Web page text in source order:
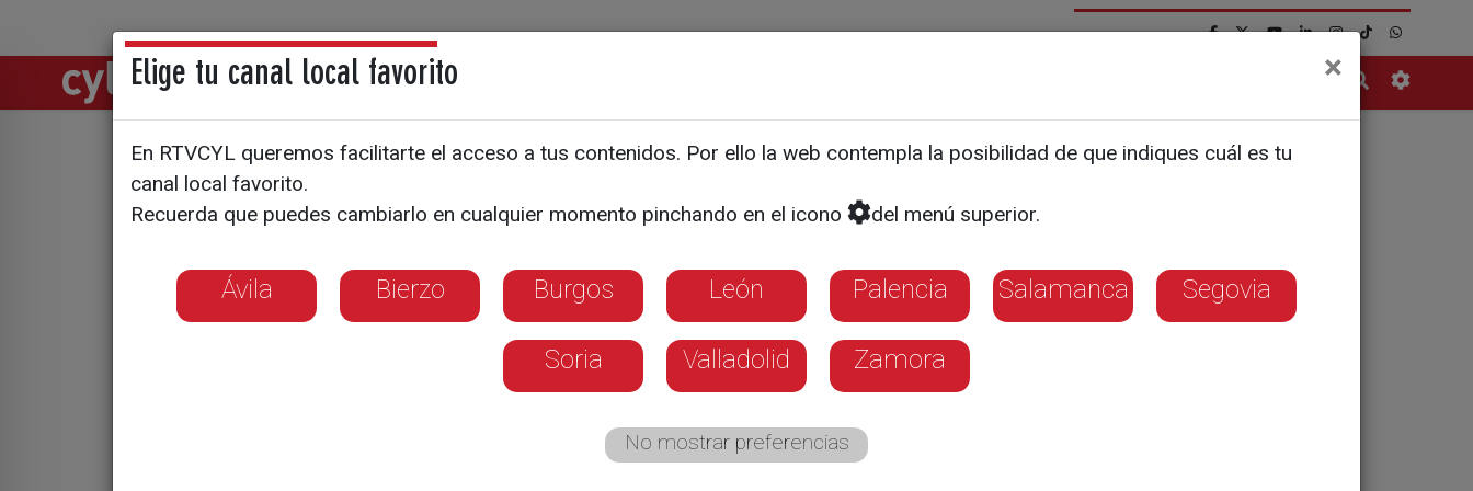
Directos Noticias
HECHO EN CASTILLA Y LEÓN
Dar el sabor adecuado y un buen envase, los
requisitos para un correcto producto final
Elige tu canal local favorito ×
En RTVCYL queremos facilitarte el acceso a tus contenidos. Por ello la web contempla la posibilidad de que indiques cuál es tu
canal local favorito.
Recuerda que puedes cambiarlo en cualquier momento pinchando en el icono
del menú superior.
Ávila Bierzo Burgos León Palencia Salamanca Segovia
Soria Valladolid Zamora
No mostrar preferencias